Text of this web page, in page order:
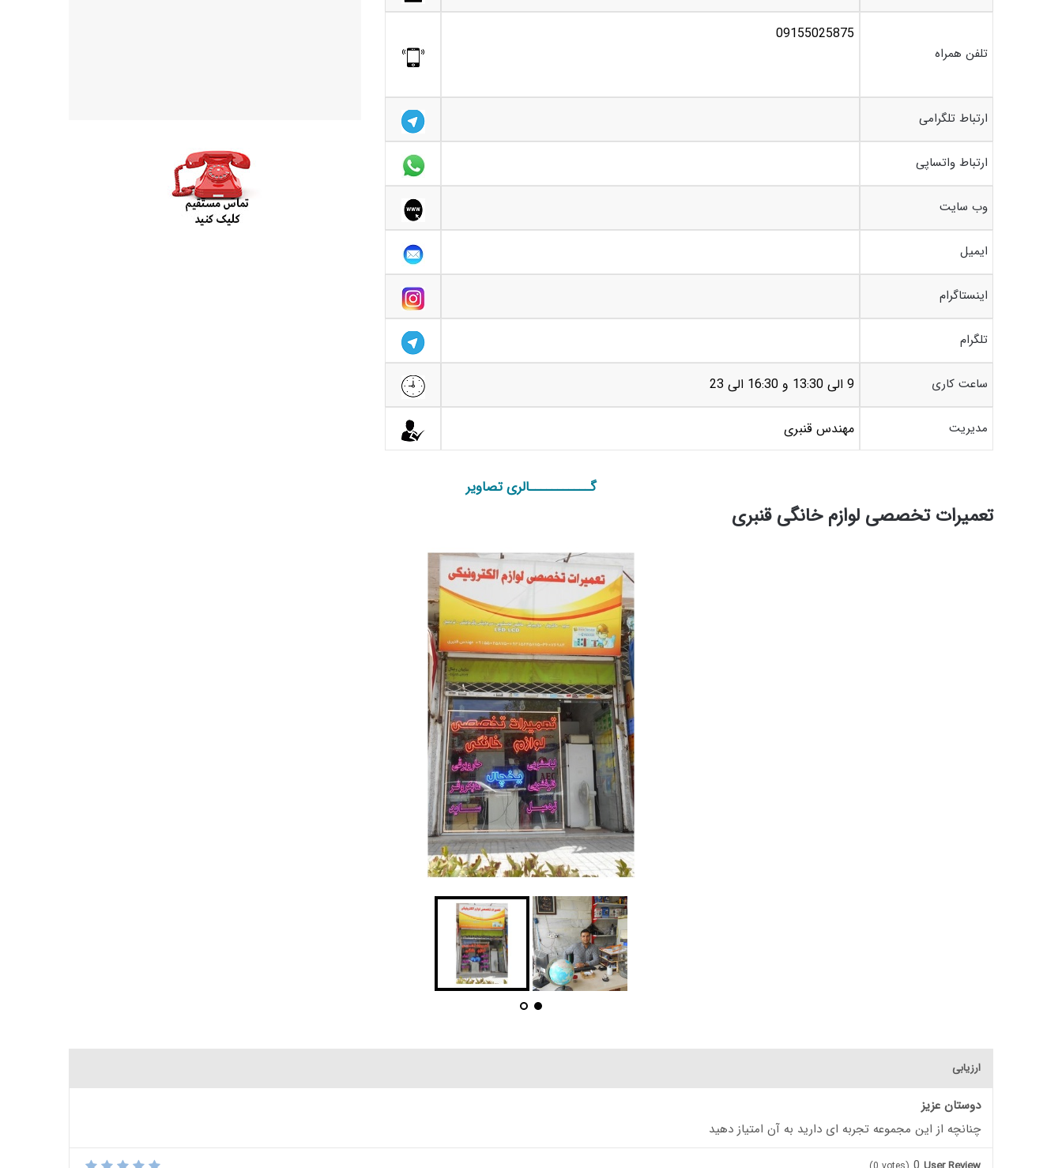
تلفن همراه
09155025875
ارتباط تلگرامی
ارتباط واتساپی
وب سایت
ایمیل
اینستاگرام
تلگرام
ساعت کاری 9 الی 13:30 و 16:30 الی 23
مدیریت مهندس قنبری
گـــــــــــالری تصاویر
تعمیرات تخصصی لوازم خانگی قنبری
ارزیابی
دوستان عزیز
چنانچه از این مجموعه تجربه ای دارید به آن امتیاز دهید